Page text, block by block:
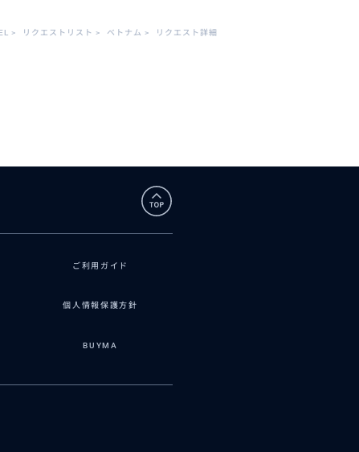
> リクエストリスト > ベトナム > リクエスト詳細
ご利用ガイド
個人情報保護方針
BUYMA